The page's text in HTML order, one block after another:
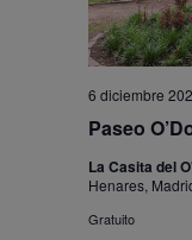
Paseo
6 diciembre
La Casita del
Henares,
Gratuito